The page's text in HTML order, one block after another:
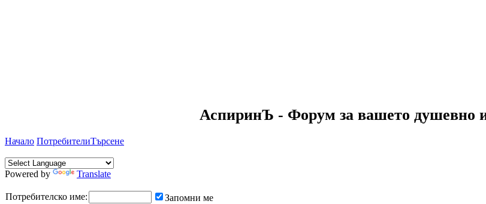
АспиринЪ - Форум за вашето душевно и
Начало ПотребителиТърсене
Powered by Translate
Потребителско име:
Запомни ме